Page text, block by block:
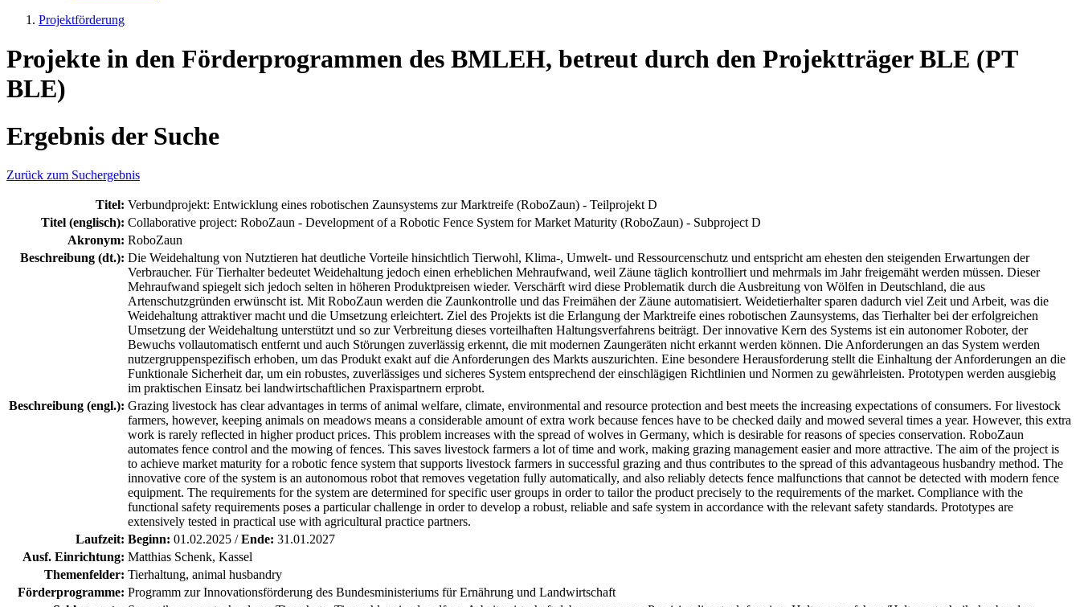
Projektförderung
Projekte in den Förderprogrammen des BMLEH, betreut durch den Projektträger BLE (PT
BLE)
Ergebnis der Suche
Zurück zum Suchergebnis
Titel: Verbundprojekt: Entwicklung eines robotischen Zaunsystems zur Marktreife (RoboZaun) - Teilprojekt D
Titel (englisch): Collaborative project: RoboZaun - Development of a Robotic Fence System for Market Maturity (RoboZaun) - Subproject D
Akronym: RoboZaun
Beschreibung (dt.): Die Weidehaltung von Nutztieren hat deutliche Vorteile hinsichtlich Tierwohl, Klima-, Umwelt- und Ressourcenschutz und entspricht am ehesten den steigenden Erwartungen der
Verbraucher. Für Tierhalter bedeutet Weidehaltung jedoch einen erheblichen Mehraufwand, weil Zäune täglich kontrolliert und mehrmals im Jahr freigemäht werden müssen. Dieser
Mehraufwand spiegelt sich jedoch selten in höheren Produktpreisen wieder. Verschärft wird diese Problematik durch die Ausbreitung von Wölfen in Deutschland, die aus
Artenschutzgründen erwünscht ist. Mit RoboZaun werden die Zaunkontrolle und das Freimähen der Zäune automatisiert. Weidetierhalter sparen dadurch viel Zeit und Arbeit, was die
Weidehaltung attraktiver macht und die Umsetzung erleichtert. Ziel des Projekts ist die Erlangung der Marktreife eines robotischen Zaunsystems, das Tierhalter bei der erfolgreichen
Umsetzung der Weidehaltung unterstützt und so zur Verbreitung dieses vorteilhaften Haltungsverfahrens beiträgt. Der innovative Kern des Systems ist ein autonomer Roboter, der
Bewuchs vollautomatisch entfernt und auch Störungen zuverlässig erkennt, die mit modernen Zaungeräten nicht erkannt werden können. Die Anforderungen an das System werden
nutzergruppenspezifisch erhoben, um das Produkt exakt auf die Anforderungen des Markts auszurichten. Eine besondere Herausforderung stellt die Einhaltung der Anforderungen an die
Funktionale Sicherheit dar, um ein robustes, zuverlässiges und sicheres System entsprechend der einschlägigen Richtlinien und Normen zu gewährleisten. Prototypen werden ausgiebig
im praktischen Einsatz bei landwirtschaftlichen Praxispartnern erprobt.
Beschreibung (engl.): Grazing livestock has clear advantages in terms of animal welfare, climate, environmental and resource protection and best meets the increasing expectations of consumers. For livestock
farmers, however, keeping animals on meadows means a considerable amount of extra work because fences have to be checked daily and mowed several times a year. However, this extra
work is rarely reflected in higher product prices. This problem increases with the spread of wolves in Germany, which is desirable for reasons of species conservation. RoboZaun
automates fence control and the mowing of fences. This saves livestock farmers a lot of time and work, making grazing management easier and more attractive. The aim of the project is
to achieve market maturity for a robotic fence system that supports livestock farmers in successful grazing and thus contributes to the spread of this advantageous husbandry method. The
innovative core of the system is an autonomous robot that removes vegetation fully automatically, and also reliably detects fence malfunctions that cannot be detected with modern fence
equipment. The requirements for the system are determined for specific user groups in order to tailor the product precisely to the requirements of the market. Compliance with the
functional safety requirements poses a particular challenge in order to develop a robust, reliable and safe system in accordance with the relevant safety standards. Prototypes are
extensively tested in practical use with agricultural practice partners.
Laufzeit: Beginn: 01.02.2025 /Ende: 31.01.2027
Ausf. Einrichtung: Matthias Schenk, Kassel
Themenfelder: Tierhaltung, animal husbandry
Förderprogramme: Programm zur Innovationsförderung des Bundesministeriums für Ernährung und Landwirtschaft